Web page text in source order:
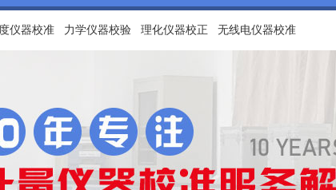
仪器校准 力学仪器校验 理化仪器校正 无线电仪器校准